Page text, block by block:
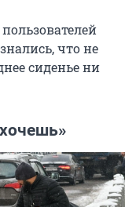
что не
сиденье ни